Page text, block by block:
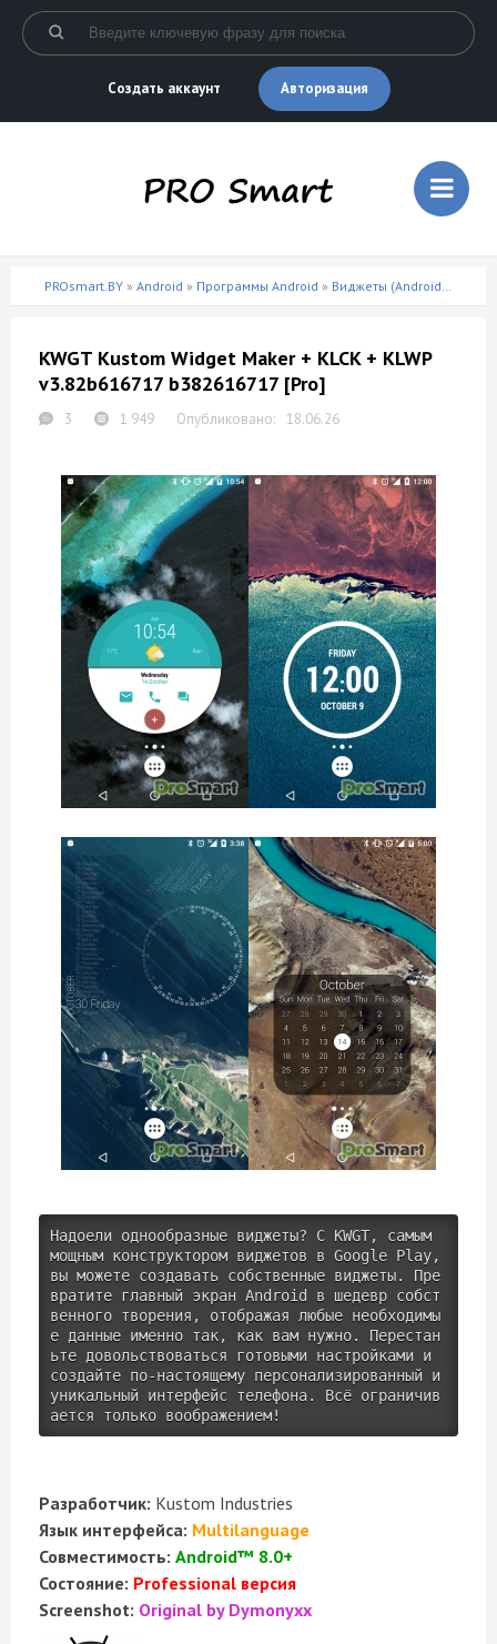
Создать аккаунт Авторизация
PROsmart.BY » Android » Программы Android » Виджеты (Android) »
KWGT Kustom Widget Maker + KLCK + KLWP
v3.82b616717 b382616717 [Pro]
18.06.26
3 1 949
Надоели однообразные виджеты? С KWGT, самым
мощным конструктором виджетов в Google Play,
вы можете создавать собственные виджеты. Пре
вратите главный экран Android в шедевр собст
венного творения, отображая любые необходимы
е данные именно так, как вам нужно. Перестан
ьте довольствоваться готовыми настройками и
создайте по-настоящему персонализированный и
уникальный интерфейс телефона. Всё ограничив
ается только воображением!
Разработчик: Kustom Industries
Язык интерфейса: Multilanguage
Совместимость: Android™ 8.0+
Состояние: Professional версия
Screenshot: Original by Dymonyxx